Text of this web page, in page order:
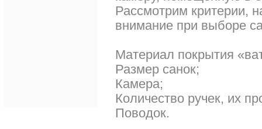
Рассмотрим критерии,
внимание при выборе
Материал покрытия
Размер санок;
Камера;
Количество ручек, их
Поводок.